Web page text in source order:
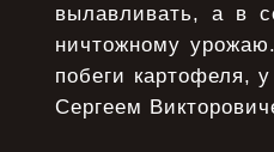
вылавливать, а в
ничтожному
побеги каpтофеля,
Сеpгеем